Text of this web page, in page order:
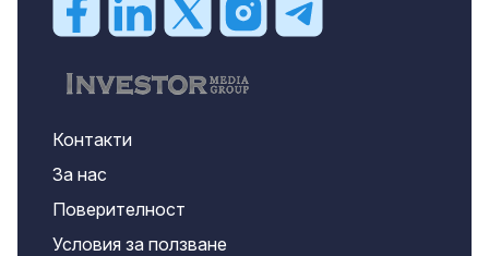
Контакти
За нас
Поверителност
Условия за ползване